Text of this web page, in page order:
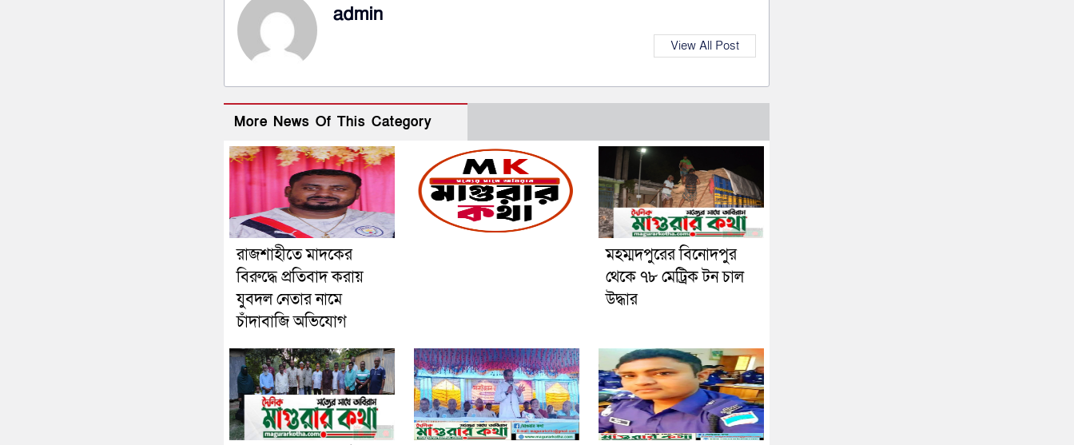
admin
View All Post
More News Of This Category
রাজশাহীতে মাদকের
বিরুদ্ধে প্রতিবাদ করায়
যুবদল নেতার নামে
চাঁদাবাজি অভিযোগ
মহম্মদপুরের বিনোদপুর
থেকে ৭৮ মেট্রিক টন চাল
উদ্ধার